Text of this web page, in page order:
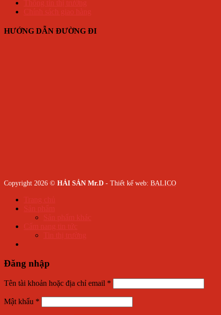
HƯỚNG DẪN ĐƯỜNG ĐI
Copyright 2026 © HẢI SẢN Mr.D - Thiết kế web: BALICO
Đăng nhập
Tên tài khoản hoặc địa chỉ email *
Mật khẩu *